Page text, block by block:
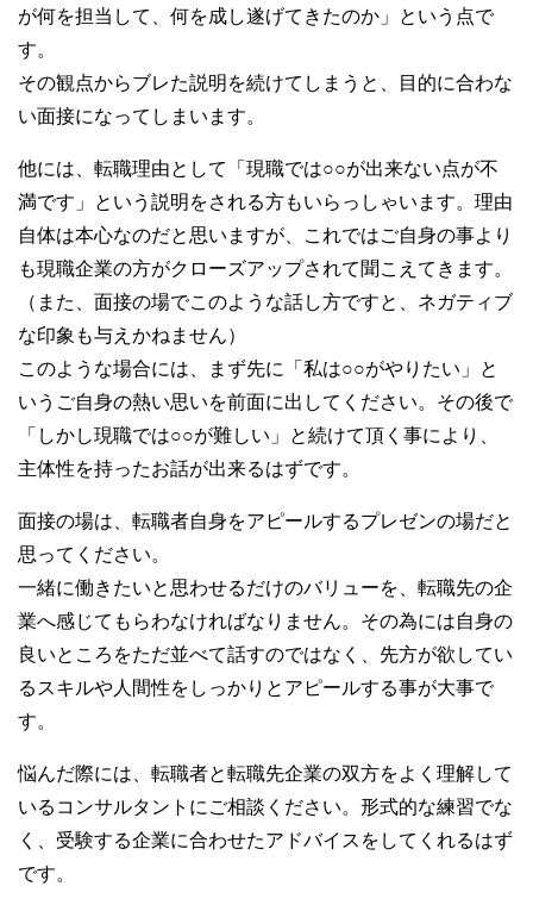
が何を担当して、何を成し遂げてきたのか」という点で
す。
その観点からブレた説明を続けてしまうと、目的に合わな
い面接になってしまいます。
他には、転職理由として「現職では○○が出来ない点が不
満です」という説明をされる方もいらっしゃいます。理由
自体は本心なのだと思いますが、これではご自身の事より
も現職企業の方がクローズアップされて聞こえてきます。
（また、面接の場でこのような話し方ですと、ネガティブ
な印象も与えかねません）
このような場合には、まず先に「私は○○がやりたい」と
いうご自身の熱い思いを前面に出してください。その後で
「しかし現職では○○が難しい」と続けて頂く事により、
主体性を持ったお話が出来るはずです。
面接の場は、転職者自身をアピールするプレゼンの場だと
思ってください。
一緒に働きたいと思わせるだけのバリューを、転職先の企
業へ感じてもらわなければなりません。その為には自身の
良いところをただ並べて話すのではなく、先方が欲してい
るスキルや人間性をしっかりとアピールする事が大事で
す。
悩んだ際には、転職者と転職先企業の双方をよく理解して
いるコンサルタントにご相談ください。形式的な練習でな
く、受験する企業に合わせたアドバイスをしてくれるはず
です。